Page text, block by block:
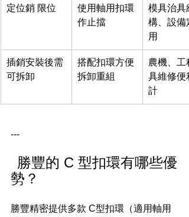
定位銷 限位
使用軸用扣環
作止擋
模具治具
構、設備
用
插銷安裝後需
可拆卸
搭配扣環方便
拆卸重組
農機、工
具維修便
計
---
勝豐的 C 型扣環有哪些優
勢？
勝豐精密提供多款 C型扣環（適用軸用